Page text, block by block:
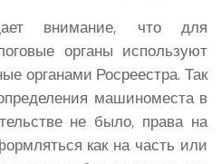
внимание, что для
органы используют
органами Росреестра. Так
машиноместа в
не было, права на
как на часть или